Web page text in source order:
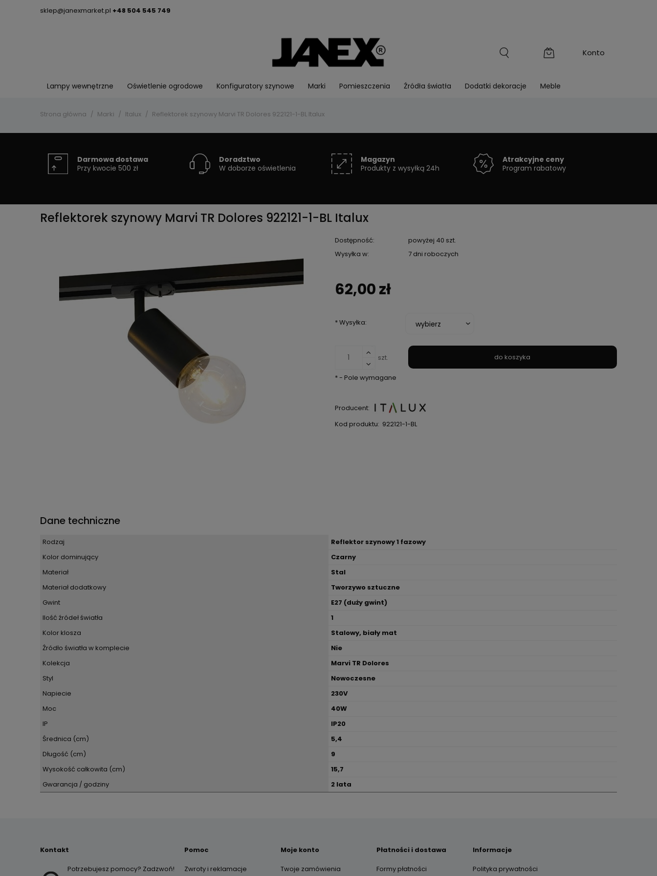
sklep@janexmarket.pl +48 504 545 749
Lampy wewnętrzne Oświetlenie ogrodowe Konfiguratory szynowe Marki Pomieszczenia Źródła światła Dodatki dekoracje Meble
Strona główna Marki Italux Reflektorek szynowy Marvi TR Dolores 922121-1-BL Italux
Darmowa dostawa
Przy kwocie 500 zł
Doradztwo
W doborze oświetlenia
Magazyn
Produkty z wysyłką 24h
Atrakcyjne ceny
Program rabatowy
Reflektorek szynowy Marvi TR Dolores 922121-1-BL Italux
Dostępność:
powyżej 40 szt.
Wysyłka w:
7 dni roboczych
62,00 zł
*Wysyłka:
szt. do koszyka
*- Pole wymagane
Producent:
Kod produktu: 922121-1-BL
Dane techniczne
Rodzaj
Reflektor szynowy 1 fazowy
Kolor dominujący
Czarny
Materiał
Stal
Materiał dodatkowy
Tworzywo sztuczne
Gwint
E27 (duży gwint)
Ilość źródeł światła
1
Kolor klosza
Stalowy, biały mat
Źródło światła w komplecie
Nie
Kolekcja
Marvi TR Dolores
Styl
Nowoczesne
Napiecie
230V
Moc
40W
IP
IP20
Średnica (cm)
5,4
Długość (cm)
9
Wysokość całkowita (cm)
15,7
Gwarancja / godziny
2 lata
Kontakt
Potrzebujesz pomocy? Zadzwoń!
Pomoc
Zwroty i reklamacje
Moje konto
Twoje zamówienia
Płatności i dostawa
Formy płatności
Informacje
Polityka prywatności